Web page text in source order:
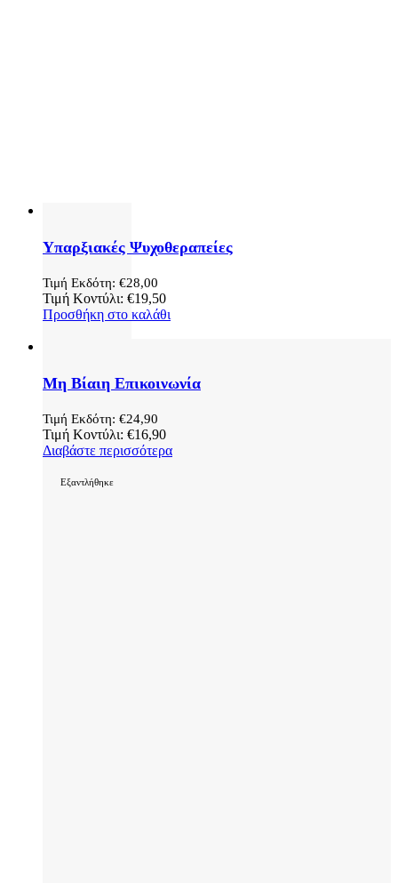
Υπαρξιακές Ψυχοθεραπείες
Τιμή Εκδότη: €28,00
Τιμή Κοντύλι: €19,50
Προσθήκη στο καλάθι
Μη Βίαιη Επικοινωνία
Τιμή Εκδότη: €24,90
Τιμή Κοντύλι: €16,90
Διαβάστε περισσότερα
Εξαντλήθηκε